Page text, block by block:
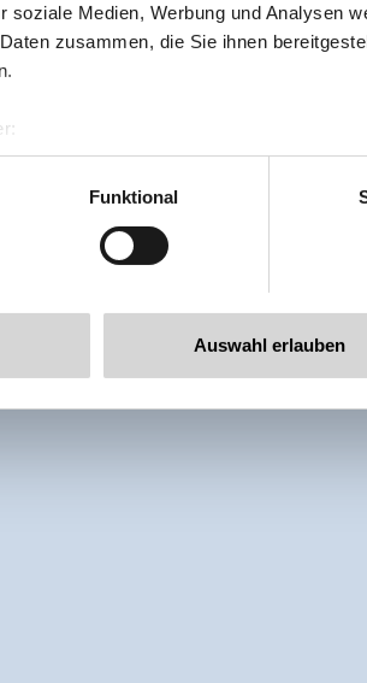
soziale Medien, Werbung und Analysen
zusammen, die Sie ihnen
& Co KG
Funktional
Auswahl erlauben